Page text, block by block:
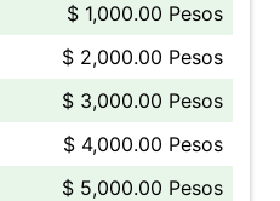
$ 1,000.00 Pesos
$ 2,000.00 Pesos
$ 3,000.00 Pesos
$ 4,000.00 Pesos
$ 5,000.00 Pesos